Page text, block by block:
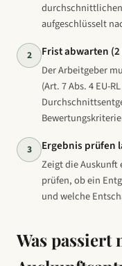
aufgeschlüsselt
2 Frist abwarten (2
Der Arbeitgeber
(Art. 7 Abs. 4 EU-
3 Ergebnis prüfen
Zeigt die Auskunft
prüfen, ob ein
und welche
Was passiert